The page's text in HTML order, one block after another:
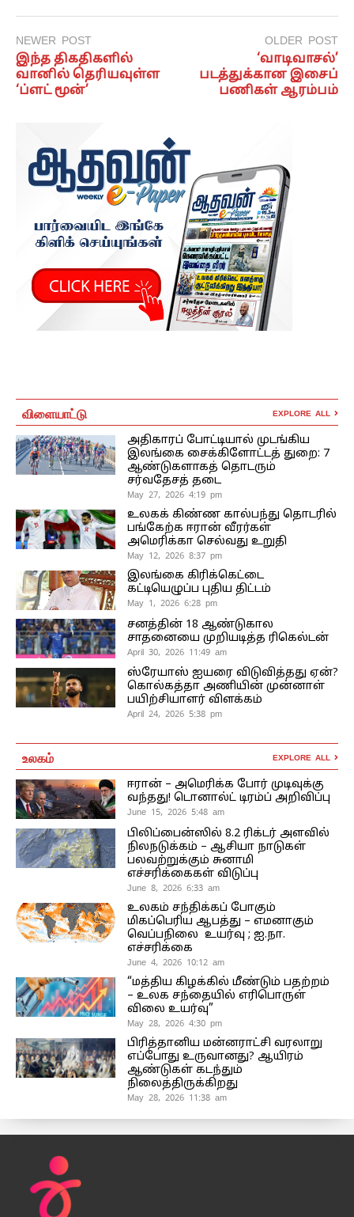
NEWER POST
இந்த திகதிகளில்
வானில் தெரியவுள்ள
‘ப்ளட் மூன்’
OLDER POST
‘வாடிவாசல்’
படத்துக்கான இசைப்
பணிகள் ஆரம்பம்
விளையாட்டு EXPLORE ALL
அதிகாரப் போட்டியால் முடங்கிய
இலங்கை சைக்கிளோட்டத் துறை: 7
ஆண்டுகளாகத் தொடரும்
சர்வதேசத் தடை
May 27, 2026 4:19 pm
உலகக் கிண்ண கால்பந்து தொடரில்
பங்கேற்க ஈரான் வீரர்கள்
அமெரிக்கா செல்வது உறுதி
May 12, 2026 8:37 pm
இலங்கை கிரிக்கெட்டை
கட்டியெழுப்ப புதிய திட்டம்
May 1, 2026 6:28 pm
சனத்தின் 18 ஆண்டுகால
சாதனையை முறியடித்த ரிகெல்டன்
April 30, 2026 11:49 am
ஸ்ரேயாஸ் ஐயரை விடுவித்தது ஏன்?
கொல்கத்தா அணியின் முன்னாள்
பயிற்சியாளர் விளக்கம்
April 24, 2026 5:38 pm
உலகம் EXPLORE ALL
ஈரான் – அமெரிக்க போர் முடிவுக்கு
வந்தது! டொனால்ட் டிரம்ப் அறிவிப்பு
June 15, 2026 5:48 am
பிலிப்பைன்ஸில் 8.2 ரிக்டர் அளவில்
நிலநடுக்கம் – ஆசியா நாடுகள்
பலவற்றுக்கும் சுனாமி
எச்சரிக்கைகள் விடுப்பு
June 8, 2026 6:33 am
உலகம் சந்திக்கப் போகும்
மிகப்பெரிய ஆபத்து – எமனாகும்
வெப்பநிலை உயர்வு ; ஐ.நா.
எச்சரிக்கை
June 4, 2026 10:12 am
“மத்திய கிழக்கில் மீண்டும் பதற்றம்
– உலக சந்தையில் எரிபொருள்
விலை உயர்வு”
May 28, 2026 4:30 pm
பிரித்தானிய மன்னராட்சி வரலாறு
எப்போது உருவானது? ஆயிரம்
ஆண்டுகள் கடந்தும்
நிலைத்திருக்கிறது
May 28, 2026 11:38 am